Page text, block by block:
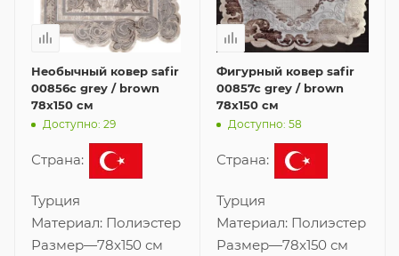
Необычный ковер safir
00856c grey / brown
78x150 см
Доступно: 29
Страна:
Турция
Материал: Полиэстер
Размер—78x150 см
Фигурный ковер safir
00857c grey / brown
78x150 см
Доступно: 58
Страна:
Турция
Материал: Полиэстер
Размер—78x150 см